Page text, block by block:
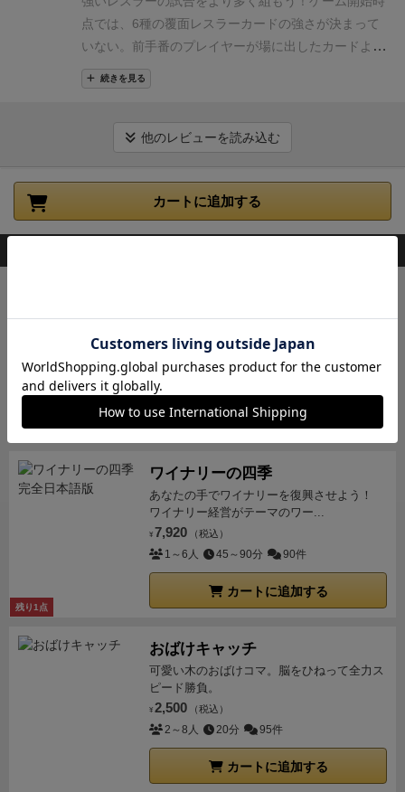
が、 かなり頭を使う戦略ゲームだと感じました。 や
り込むほど戦略がわかってくるので、ますます楽しく
なっていきます。 手番を渡さずアガリ切りがカギと
なるという意味では『ティチュー』というゲームと被
ら、このゲームも楽しめると思います。
点では、6種の覆面レスラーカードの強さが決まって
いない。前手番のプレイヤーが場に出したカードより
も一枚多い別種のカードであれば場に出せ、一枚多く
出したカードがより強いカード（レスラー）と決ま
イの思考は同じだが、序盤は手札のレスラーカードの
ーバーとゲームメカニクスとがマッチしているカジュ
アルなゲームで、まさにオインクゲームズ作品らし
手札を出すルールの理解が難しく、8、9歳だとルール
は理解できても、最善手を考えるのはなかなか難しい
か
続きを見る
他のレビューを読み込む
カートに追加する
欲しいタイルを手に入れて、森や海、草原の
広がる自分の王国を広げよう！
15～20分
カートに追加する
残り1点
ワイナリーの四季
あなたの手でワイナリーを復興させよう！
ワイナリー経営がテーマのワー...
¥ 7,920 （税込）
1～6人 45～90分 90件
カートに追加する
おばけキャッチ
可愛い木のおばけコマ。脳をひねって全力ス
ピード勝負。
¥ 2,500 （税込）
2～8人 20分 95件
カートに追加する